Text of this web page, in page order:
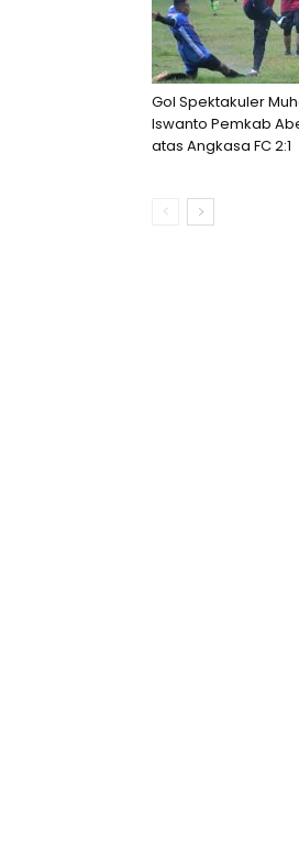
Gol Spektakuler
Iswanto Pemkab
atas Angkasa FC 2:1